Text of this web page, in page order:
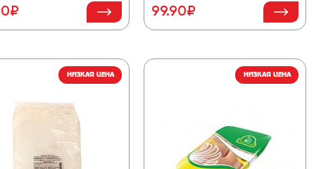
99.90₽
НИЗКАЯ ЦЕНА НИЗКАЯ ЦЕНА